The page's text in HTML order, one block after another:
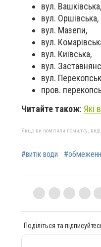
вул. Вашківська,
вул. Оршівська,
вул. Мазепи,
вул.
вул. Київська,
вул.
вул.
пров.
Читайте також: Які
Якщо ви помітили помилку,
#витік води
Поділіться та